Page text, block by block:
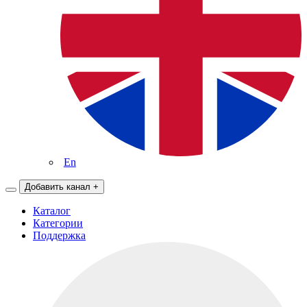
En
Добавить канал +
Каталог
Категории
Поддержка